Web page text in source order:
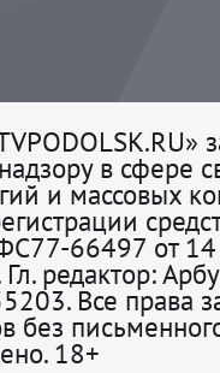
в сфере
и массовых
66497 от 14
редактор:
Все права
без
18+